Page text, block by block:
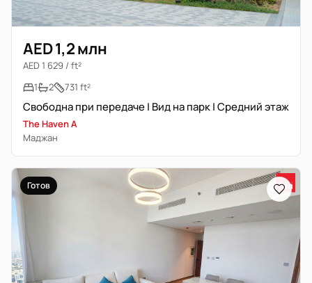
AED 1,2 млн
AED 1 629 / ft²
1
2 731 ft²
Свободна при передаче | Вид на парк | Средний этаж
The Haven A
Маджан
Готов